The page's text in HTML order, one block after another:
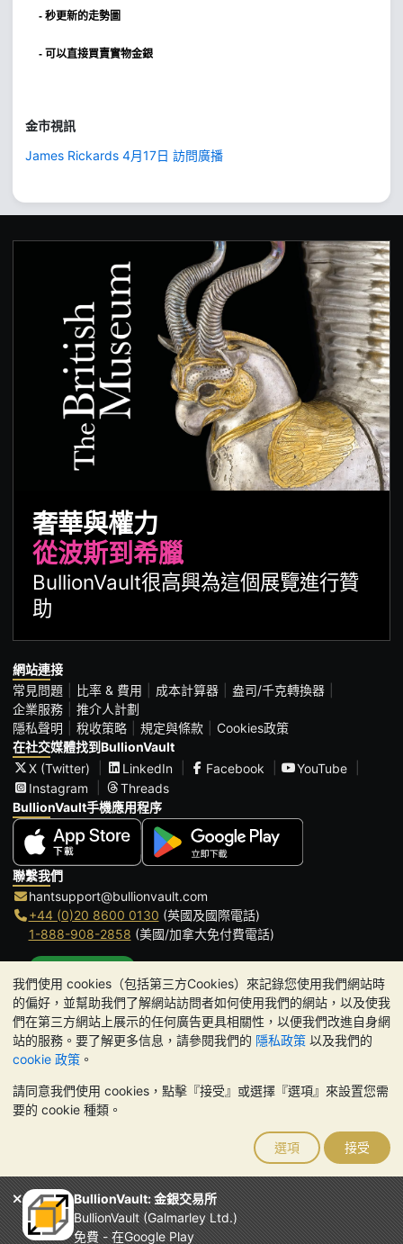
我們使用 cookies（包括第三方Cookies）來記錄您使用我們網站時
的偏好，並幫助我們了解網站訪問者如何使用我們的網站，以及使我
們在第三方網站上展示的任何廣告更具相關性，以便我們改進自身網
站的服務。要了解更多信息，請參閱我們的 隱私政策 以及我們的
cookie 政策 。
請同意我們使用 cookies，點擊『接受』或選擇『選項』來設置您需
要的 cookie 種類。
選項 接受
BullionVault: 金銀交易所
BullionVault (Galmarley Ltd.)
免費 - 在Google Play
- 秒更新的走勢圖
- 可以直接買賣實物金銀
金市視訊
James Rickards 4月17日 訪問廣播
奢華與權力
從波斯到希臘
BullionVault很高興為這個展覽進行贊
助
網站連接
常見問題
比率 & 費用 成本計算器
盎司/千克轉換器
企業服務
推介人計劃
隱私聲明
稅收策略 規定與條款
Cookies政策
在社交媒體找到BullionVault
X (Twitter)
LinkedIn Facebook
YouTube
Instagram
Threads
BullionVault手機應用程序
聯繫我們
hantsupport@bullionvault.com
+44 (0)20 8600 0130 (英國及國際電話)
1-888-908-2858 (美國/加拿大免付費電話)
辦公時間:
9am to 8:30pm (英國時間), 周一至周五
Galmarley Ltd T/A BullionVault
3 Shortlands (7th Floor)
London
W6 8DA
貴金屬的價值可能下跌也可能上漲。歷史趨勢不能保證未來
的價格走勢。BullionVault 網站及其任何通訊中的任何內容均不構成
投資建議。您應該考慮尋求專業建議，以確定投資並持有金條是否適
合您。
Galmarley Ltd，以 BullionVault 名義進行交易，在英格蘭和威爾斯